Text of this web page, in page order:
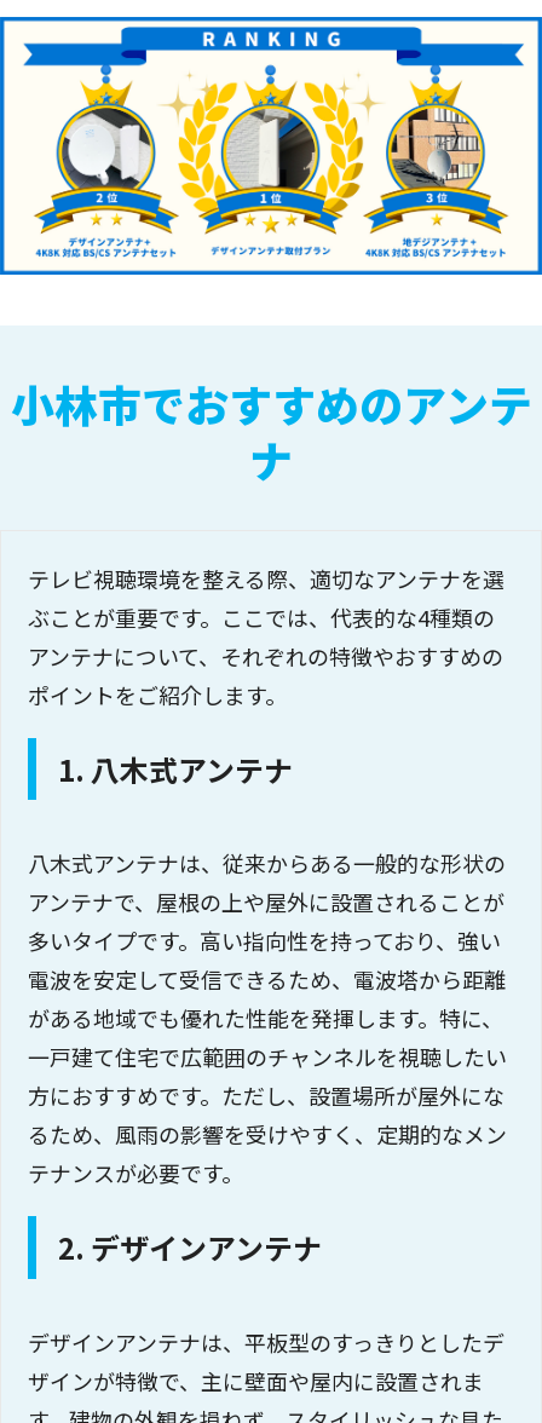
小林市でおすすめのアンテ
ナ
テレビ視聴環境を整える際、適切なアンテナを選
ぶことが重要です。ここでは、代表的な4種類の
アンテナについて、それぞれの特徴やおすすめの
ポイントをご紹介します。
1. 八木式アンテナ
八木式アンテナは、従来からある一般的な形状の
アンテナで、屋根の上や屋外に設置されることが
多いタイプです。高い指向性を持っており、強い
電波を安定して受信できるため、電波塔から距離
がある地域でも優れた性能を発揮します。特に、
一戸建て住宅で広範囲のチャンネルを視聴したい
方におすすめです。ただし、設置場所が屋外にな
るため、風雨の影響を受けやすく、定期的なメン
テナンスが必要です。
2. デザインアンテナ
デザインアンテナは、平板型のすっきりとしたデ
ザインが特徴で、主に壁面や屋内に設置されま